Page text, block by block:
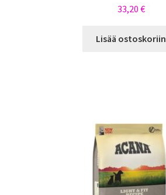
33,20 €
Lisää ostoskoriin